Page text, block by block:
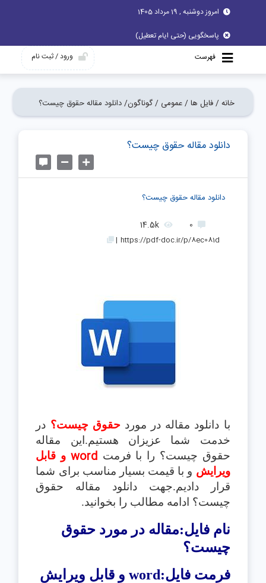
امروز دوشنبه , 19 مرداد 1405
پاسخگویی (حتی ایام تعطیل)
فهرست
ورود / ثبت نام
خانه / فایل ها / عمومی / گوناگون/ دانلود مقاله حقوق چيست؟
دانلود مقاله حقوق چيست؟
دانلود مقاله حقوق چيست؟
0
14.5k
https://pdf-doc.ir/p/8ec081d
|
با دانلود مقاله در موردحقوق چيست؟ در
خدمت شما عزیزان هستیم.این مقاله
حقوق چيست؟ را با فرمت word و قابل
ویرایش و با قیمت بسیار مناسب برای شما
قرار دادیم.جهت دانلود مقاله حقوق
چيست؟ ادامه مطالب را بخوانید.
نام فایل:مقاله در مورد حقوق
چيست؟
فرمت فایل:word و قابل ویرایش